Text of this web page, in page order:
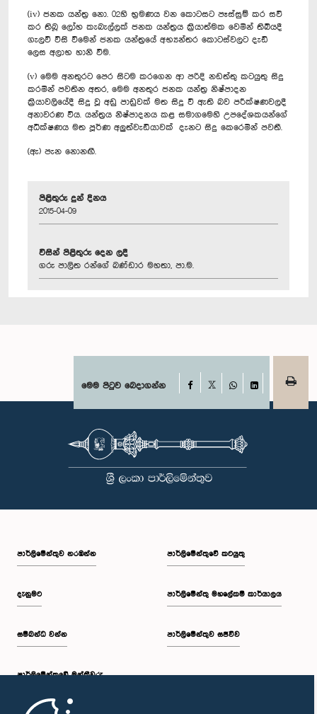
(iv) ජනක යන්ත්‍ර නො. 02හි භ්‍රමණය වන කොටසට පෑස්සුම් කර සවි
කර තිබූ ලෝහ කැබැල්ලක් ජනක යන්ත්‍රය ක්‍රියාත්මක වෙමින් තිබියදී
ගැලවී වීසි වීමෙන් ජනක යන්ත්‍රයේ අභ්‍යන්තර කොටස්වලට දැඩි
ලෙස අලාභ හානි වීම.
(v) මෙම අනතුරට පෙර සිටම කරගෙන ආ පරිදි නඩත්තු කටයුතු සිදු
කරමින් පවතින අතර, මෙම අනතුර ජනක යන්ත්‍ර නිෂ්පාදන
ක්‍රියාවලියේදී සිදු වූ අඩු පාඩුවක් මත සිදු වී ඇති බව පරීක්ෂණවලදී
අනාවරණ විය. යන්ත්‍රය නිෂ්පාදනය කළ සමාගමෙහි උපදේශකයන්ගේ
අධීක්ෂණය මත පූර්ණ අලුත්වැඩියාවක් දැනට සිදු කෙරෙමින් පවතී.
(ඇ) පැන නොනඟී.
පිළිතුරු දුන් දිනය
2015-04-09
විසින් පිළිතුරු දෙන ලදී
ගරු පාලිත රන්ගේ බණ්ඩාර මහතා, පා.ම.
මෙම පිටුව බෙදාගන්න Facebook
WhatsAppLinkedIn
පාර්ලි‌මේන්තුව නරඹන්න
දැනුමට
සම්බන්ධ වන්න
පාර්ලි‌මේන්තුවේ මන්ත්‍රීවරු
පාර්ලිමේන්තුවේ කටයුතු
පාර්ලිමේන්තු මහලේකම් කාර්යාලය
පාර්ලිමේන්තුව සජීවීව